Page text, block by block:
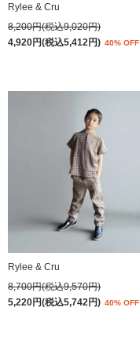
Rylee & Cru
8,200円(税込9,020円)
4,920円(税込5,412円) 40% OFF
Rylee & Cru
8,700円(税込9,570円)
5,220円(税込5,742円) 40% OFF